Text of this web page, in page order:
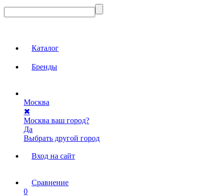
Каталог
Бренды
Москва
✖
Москва ваш город?
Да
Выбрать другой город
Вход на сайт
Сравнение
0